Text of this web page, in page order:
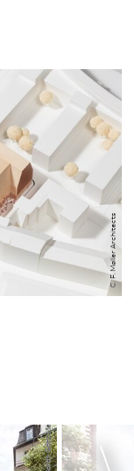
C. F. Møller Architects